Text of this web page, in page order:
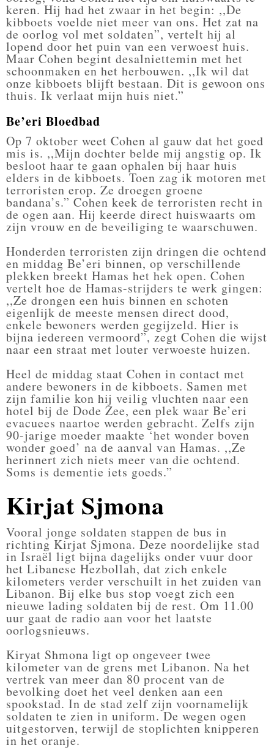
keren. Hij had het zwaar in het begin: ,,De
kibboets voelde niet meer van ons. Het zat na
de oorlog vol met soldaten”, vertelt hij al
lopend door het puin van een verwoest huis.
Maar Cohen begint desalniettemin met het
schoonmaken en het herbouwen. ,,Ik wil dat
onze kibboets blijft bestaan. Dit is gewoon ons
thuis. Ik verlaat mijn huis niet.”
Be’eri Bloedbad
Op 7 oktober weet Cohen al gauw dat het goed
mis is. ,,Mijn dochter belde mij angstig op. Ik
besloot haar te gaan ophalen bij haar huis
elders in de kibboets. Toen zag ik motoren met
terroristen erop. Ze droegen groene
bandana’s.” Cohen keek de terroristen recht in
de ogen aan. Hij keerde direct huiswaarts om
zijn vrouw en de beveiliging te waarschuwen.
Honderden terroristen zijn dringen die ochtend
en middag Be’eri binnen, op verschillende
plekken breekt Hamas het hek open. Cohen
vertelt hoe de Hamas-strijders te werk gingen:
,,Ze drongen een huis binnen en schoten
eigenlijk de meeste mensen direct dood,
enkele bewoners werden gegijzeld. Hier is
bijna iedereen vermoord”, zegt Cohen die wijst
naar een straat met louter verwoeste huizen.
Heel de middag staat Cohen in contact met
andere bewoners in de kibboets. Samen met
zijn familie kon hij veilig vluchten naar een
hotel bij de Dode Zee, een plek waar Be’eri
evacuees naartoe werden gebracht. Zelfs zijn
90-jarige moeder maakte ‘het wonder boven
wonder goed’ na de aanval van Hamas. ,,Ze
herinnert zich niets meer van die ochtend.
Soms is dementie iets goeds.”
Kirjat Sjmona
Vooral jonge soldaten stappen de bus in
richting Kirjat Sjmona. Deze noordelijke stad
in Israël ligt bijna dagelijks onder vuur door
het Libanese Hezbollah, dat zich enkele
kilometers verder verschuilt in het zuiden van
Libanon. Bij elke bus stop voegt zich een
nieuwe lading soldaten bij de rest. Om 11.00
uur gaat de radio aan voor het laatste
oorlogsnieuws.
Kiryat Shmona ligt op ongeveer twee
kilometer van de grens met Libanon. Na het
vertrek van meer dan 80 procent van de
bevolking doet het veel denken aan een
spookstad. In de stad zelf zijn voornamelijk
soldaten te zien in uniform. De wegen ogen
uitgestorven, terwijl de stoplichten knipperen
in het oranje.